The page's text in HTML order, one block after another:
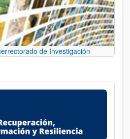
de Investigación